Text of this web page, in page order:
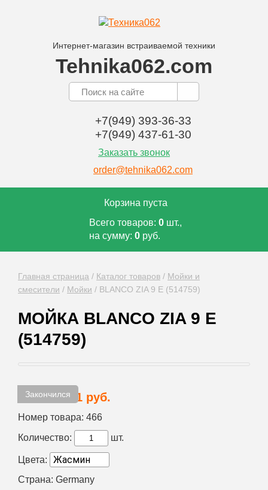
Интернет-магазин встраиваемой техники
Tehnika062.com
+7(949) 393-36-33
+7(949) 437-61-30
Заказать звонок
order@tehnika062.com
Корзина пуста
Всего товаров: 0 шт.,
на сумму: 0 руб.
Главная страница / Каталог товаров / Мойки и
смесители / Мойки / BLANCO ZIA 9 E (514759)
МОЙКА BLANCO ZIA 9 E
(514759)
Закончился
Цена: 32 771 руб.
Номер товара: 466
Количество:
шт.
Цвета:
Страна: Germany